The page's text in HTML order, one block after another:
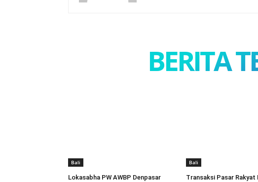
BERITA
Bali
Lokasabha PW AWBP Denpasar
Bali
Transaksi Pasar Rakyat